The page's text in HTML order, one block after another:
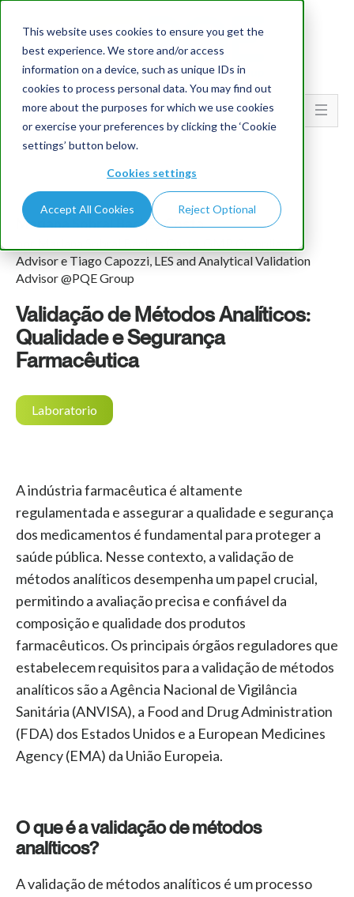
This website uses cookies to ensure you get the
best experience. We store and/or access
information on a device, such as unique IDs in
cookies to process personal data. You may find out
more about the purposes for which we use cookies
or exercise your preferences by clicking the ‘Cookie
settings’ button below.
Cookies settings
Accept All Cookies Reject Optional
Go To...
Mariana Sobral Backes Costa
Advisor e Tiago Capozzi, LES and Analytical Validation
Advisor @PQE Group
Validação de Métodos Analíticos:
Qualidade e Segurança
Farmacêutica
Laboratorio
A indústria farmacêutica é altamente
regulamentada e assegurara qualidade e segurança
dos medicamentos é fundamental para proteger a
saúde pública. Nesse contexto, a validação de
métodos analíticos desempenha um papel crucial,
permitindoa avaliação precisa e confiável da
composição e qualidade dos produtos
farmacêuticos. Os principais órgãos reguladores que
estabelecem requisitos para a validação de métodos
analíticos são a Agência Nacional de Vigilância
Sanitária (ANVISA), a Food and DrugAdministration
(FDA) dos Estados Unidos e a European Medicines
Agency(EMA) da União Europeia.
O que é a validação de métodos
analíticos?
A validação de métodos analíticos é um processo